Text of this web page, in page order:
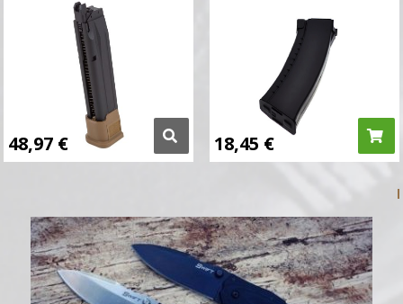
48,97 € 18,45 €